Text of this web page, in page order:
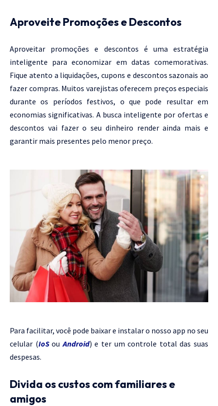
Aproveite Promoções e Descontos
Aproveitar promoções e descontos é uma estratégia
inteligente para economizar em datas comemorativas.
Fique atento a liquidações, cupons e descontos sazonais ao
fazer compras. Muitos varejistas oferecem preços especiais
durante os períodos festivos, o que pode resultar em
economias significativas. A busca inteligente por ofertas e
descontos vai fazer o seu dinheiro render ainda mais e
garantir mais presentes pelo menor preço.
Para facilitar, você pode baixar e instalar o nosso app no seu
celular (IoSouAndroid) e ter um controle total das suas
despesas.
Divida os custos com familiares e
amigos